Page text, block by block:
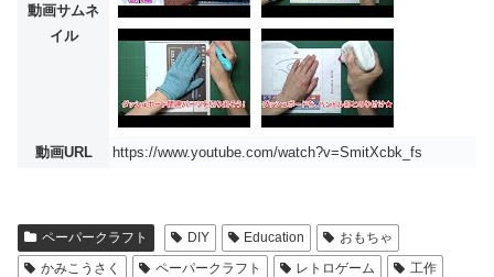
動画サムネ
イル
動画URL https://www.youtube.com/watch?v=SmitXcbk_fs
ペーパークラフト DIY Education
おもちゃ
かみこうさく
ペーパークラフト レトロゲーム
工作